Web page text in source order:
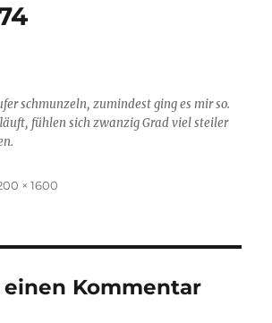
schmunzeln, zumindest ging es mir so.
fühlen sich zwanzig Grad viel steiler
× 1600
Kommentar